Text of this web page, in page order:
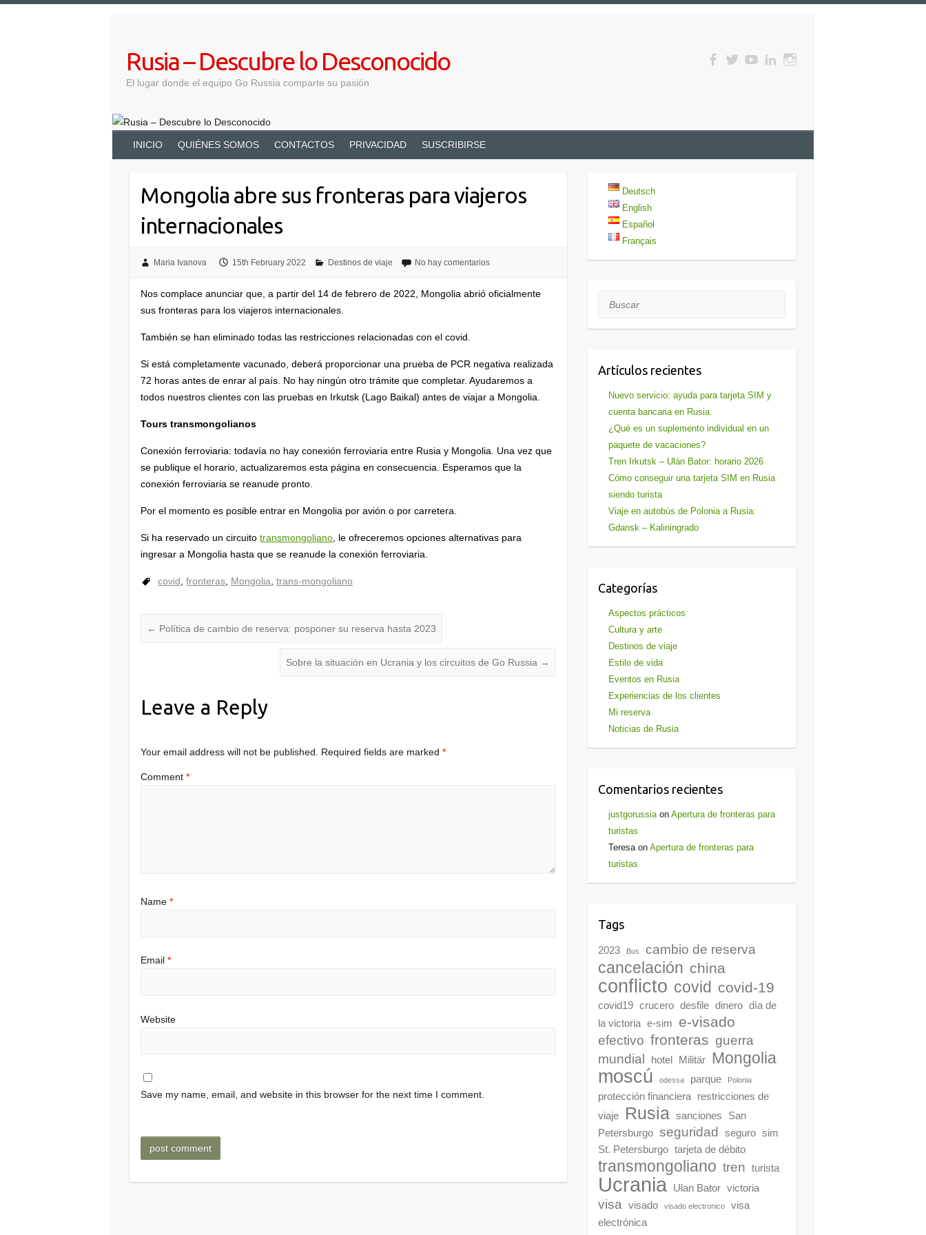
Rusia – Descubre lo Desconocido
El lugar donde el equipo Go Russia comparte su pasión
INICIO QUIÉNES SOMOS CONTACTOS PRIVACIDAD SUSCRIBIRSE
Mongolia abre sus fronteras para viajeros
internacionales
Maria Ivanova 15th February 2022 Destinos de viaje No hay comentarios
Nos complace anunciar que, a partir del 14 de febrero de 2022, Mongolia abrió oficialmente
sus fronteras para los viajeros internacionales.
También se han eliminado todas las restricciones relacionadas con el covid.
Si está completamente vacunado, deberá proporcionar una prueba de PCR negativa realizada
72 horas antes de enrar al país. No hay ningún otro trámite que completar. Ayudaremos a
todos nuestros clientes con las pruebas en Irkutsk (Lago Baikal) antes de viajar a Mongolia.
Tours transmongolianos
Conexión ferroviaria: todavía no hay conexión ferroviaria entre Rusia y Mongolia. Una vez que
se publique el horario, actualizaremos esta página en consecuencia. Esperamos que la
conexión ferroviaria se reanude pronto.
Por el momento es posible entrar en Mongolia por avión o por carretera.
Si ha reservado un circuitotransmongoliano , le ofreceremos opciones alternativas para
ingresar a Mongolia hasta que se reanude la conexión ferroviaria.
covid ,fronteras Mongolia ,trans-mongoliano
← Política de cambio de reserva: posponer su reserva hasta 2023
Sobre la situación en Ucrania y los circuitos de Go Russia →
Leave a Reply
Your email address will not be published. Required fields are marked*
Comment*
Name*
Email*
Website
Save my name, email, and website in this browser for the next time I comment.
Deutsch
English
Español
Français
Buscar
Artículos recientes
Nuevo servicio: ayuda para tarjeta SIM y
cuenta bancaria en Rusia.
¿Qué es un suplemento individual en un
paquete de vacaciones?
Tren Irkutsk – Ulán Bator: horario 2026
Cómo conseguir una tarjeta SIM en Rusia
siendo turista
Viaje en autobús de Polonia a Rusia:
Gdansk – Kaliningrado
Categorías
Aspectos prácticos
Cultura y arte
Destinos de viaje
Estilo de vida
Eventos en Rusia
Experiencias de los clientes
Mi reserva
Noticias de Rusia
Comentarios recientes
justgorussiaon Apertura de fronteras para
turistas
Teresaon Apertura de fronteras para
turistas
Tags
2023 Bus cambio de reserva
cancelación china
conflicto covid covid-19
covid19 crucero desfile dinero día de
la victoria e-sim e-visado
efectivo fronteras guerra
mundial
hotel Militär Mongolia
moscú odessa parque Polonia
protección financiera restricciones de
viaje
Rusia sanciones
San
Petersburgo seguridad seguro sim
St. Petersburgo tarjeta de débito
transmongoliano tren turista
Ucrania Ulan Bator victoria
visa visado visado electronico
visa
electrónica